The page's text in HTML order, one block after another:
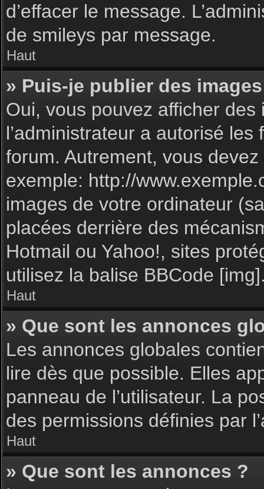
d’effacer le message.
de smileys par message.
Haut
» Puis-je publier des
Oui, vous pouvez afficher
l’administrateur a autorisé
forum. Autrement, vous
exemple: http://
images de votre ordinateur
placées derrière des
Hotmail ou Yahoo!, sites
utilisez la balise BBCode
Haut
» Que sont les annonces
Les annonces globales
lire dès que possible. Elles
panneau de l’utilisateur. La
des permissions définies par
Haut
» Que sont les annonces ?